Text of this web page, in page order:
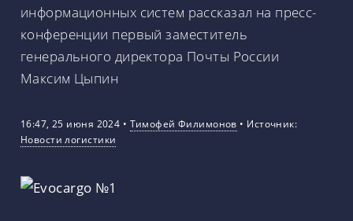
информационных систем рассказал на пресс-
конференции первый заместитель
генерального директора Почты России
Максим Цыпин
16:47, 25 июня 2024 • Тимофей Филимонов • Источник:
Новости логистики